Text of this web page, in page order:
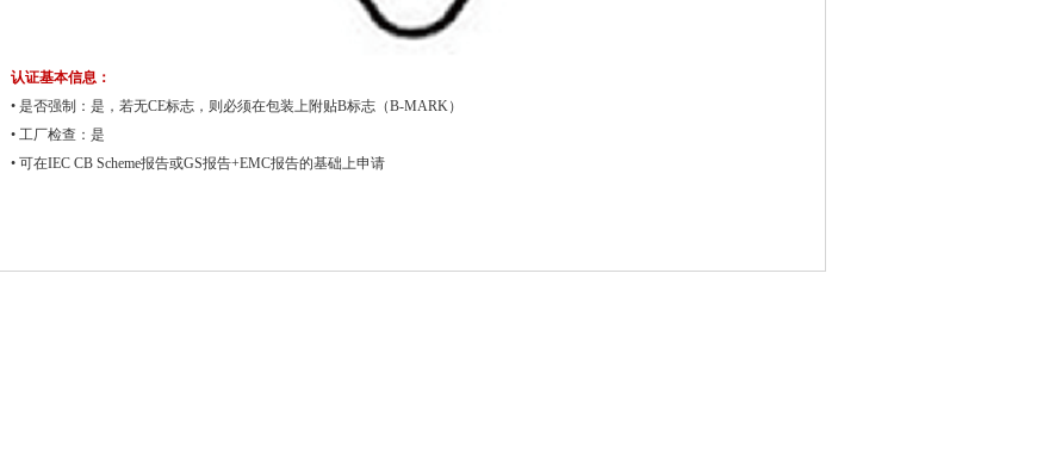
认证基本信息：
• 是否强制：是，若无CE标志，则必须在包装上附贴B标志（B-MARK）
• 工厂检查：是
• 可在IEC CB Scheme报告或GS报告+EMC报告的基础上申请